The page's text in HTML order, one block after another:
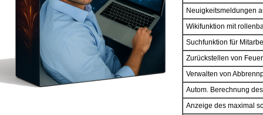
Neuigkeitsmeldungen
Wikifunktion mit
Suchfunktion für
Zurückstellen von
Verwalten von
Autom. Berechnung
Anzeige des maximal